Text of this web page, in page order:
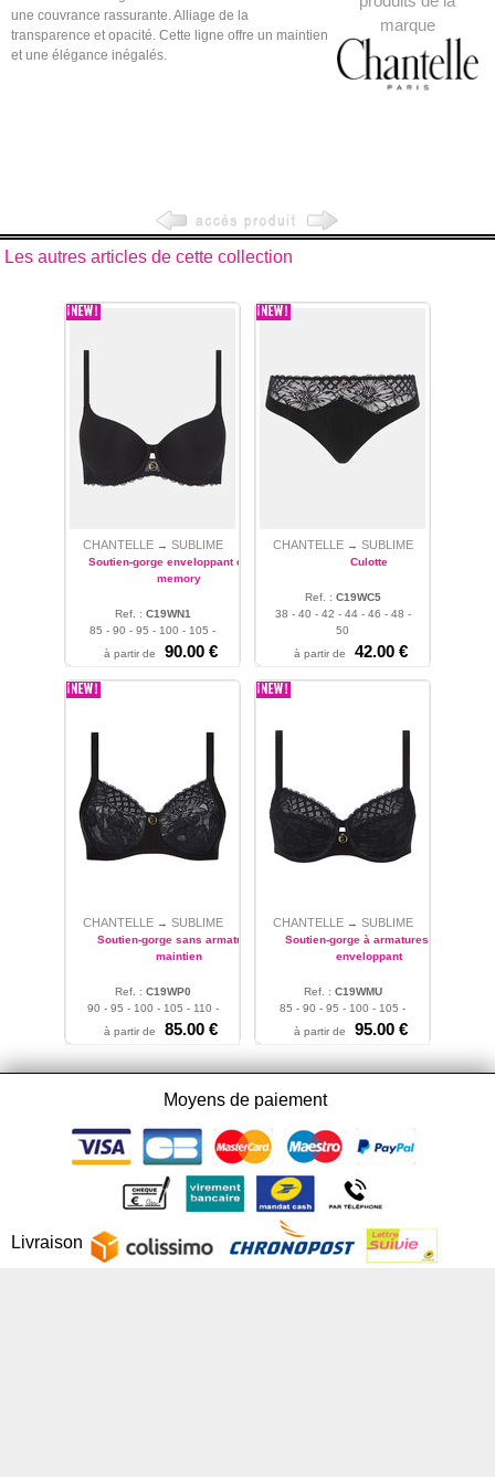
marque
une couvrance rassurante. Alliage de la
transparence et opacité. Cette ligne offre un maintien
et une élégance inégalés.
Les autres articles de cette collection
CHANTELLE → SUBLIME
Soutien-gorge enveloppant coque
memory
Ref. : C19WN1
85 - 90 - 95 - 100 - 105 -
110
à partir de 90.00 €
CHANTELLE → SUBLIME
Culotte
Ref. : C19WC5
38 - 40 - 42 - 44 - 46 - 48 -
50
à partir de
42.00 €
CHANTELLE → SUBLIME
Soutien-gorge sans armatures
maintien
Ref. : C19WP0
90 - 95 - 100 - 105 - 110 -
115
à partir de 85.00 €
CHANTELLE → SUBLIME
Soutien-gorge à armatures très
enveloppant
Ref. : C19WMU
85 - 90 - 95 - 100 - 105 -
110 - 115 - 120 - 125
à partir de 95.00 €
Moyens de paiement
Livraison